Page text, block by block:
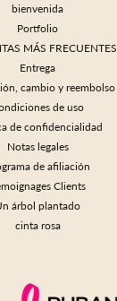
bienvenida
Portfolio
MÁS FRECUENTES
Entrega
cambio y reembolso
de uso
de confidencialidad
Notas legales
de afiliación
Clients
árbol plantado
cinta rosa